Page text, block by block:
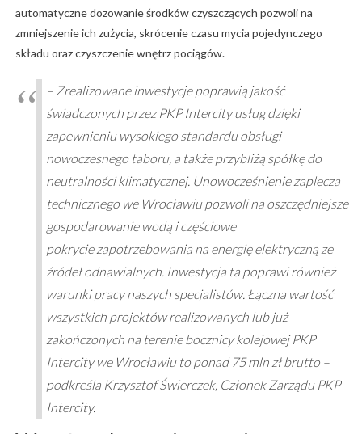
automatyczne dozowanie środków czyszczących pozwoli na
zmniejszenie ich zużycia, skrócenie czasu mycia pojedynczego
składu oraz czyszczenie wnętrz pociągów.
– Zrealizowane inwestycje poprawią jakość
świadczonych przez PKP Intercity usług dzięki
zapewnieniu wysokiego standardu obsługi
nowoczesnego taboru, a także przybliżą spółkę do
neutralności klimatycznej. Unowocześnienie zaplecza
technicznego we Wrocławiu pozwoli na oszczędniejsze
gospodarowanie wodą i częściowe
pokrycie zapotrzebowania na energię elektryczną ze
źródeł odnawialnych. Inwestycja ta poprawi również
warunki pracy naszych specjalistów. Łączna wartość
wszystkich projektów realizowanych lub już
zakończonych na terenie bocznicy kolejowej PKP
Intercity we Wrocławiu to ponad 75 mln zł brutto –
podkreśla Krzysztof Świerczek, Członek Zarządu PKP
Intercity.